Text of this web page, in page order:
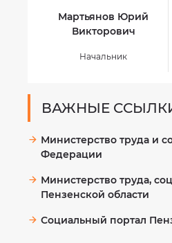
Мартьянов Юрий
Викторович
Начальник
ВАЖНЫЕ
Министерство труда и
Федерации
Министерство труда,
Пензенской области
Социальный портал